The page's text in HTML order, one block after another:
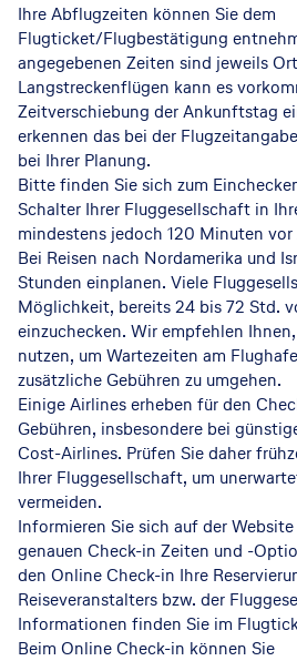
Ihre Abflugzeiten können Sie dem
Flugticket/Flugbestätigung
angegebenen Zeiten sind jeweils
Langstreckenflügen kann es
Zeitverschiebung der Ankunftstag
erkennen das bei der
bei Ihrer Planung.
Bitte finden Sie sich zum
Schalter Ihrer Fluggesellschaft in
mindestens jedoch 120 Minuten
Bei Reisen nach Nordamerika und
Stunden einplanen. Viele
Möglichkeit, bereits 24 bis 72 Std.
einzuchecken. Wir empfehlen
nutzen, um Wartezeiten am
zusätzliche Gebühren zu umgehen.
Einige Airlines erheben für den
Gebühren, insbesondere bei
Cost-Airlines. Prüfen Sie daher
Ihrer Fluggesellschaft, um
vermeiden.
Informieren Sie sich auf der
genauen Check-in Zeiten und -
den Online Check-in Ihre
Reiseveranstalters bzw. der
Informationen finden Sie im
Beim Online Check-in können Sie